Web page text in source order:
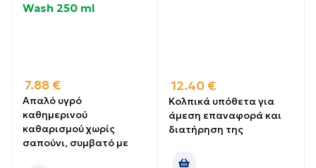
Wash 250 ml
7.88 €
Aπαλό υγρό
καθημερινού
καθαρισμού χωρίς
σαπούνι, συμβατό με
12.40 €
Κολπικά υπόθετα για
άμεση επαναφορά και
διατήρηση της